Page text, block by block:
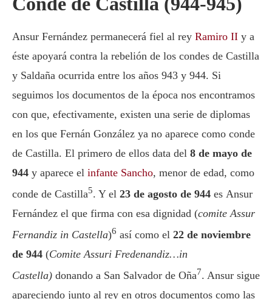
Ansur Fernández permanecerá fiel al rey Ramiro II y a
éste apoyará contra la rebelión de los condes de Castilla
y Saldaña ocurrida entre los años 943 y 944. Si
seguimos los documentos de la época nos encontramos
con que, efectivamente, existen una serie de diplomas
en los que Fernán González ya no aparece como conde
de Castilla. El primero de ellos data del 8 de mayo de
944 y aparece el infante Sancho, menor de edad, como
conde de Castilla5. Y el 23 de agosto de 944 es Ansur
Fernández el que firma con esa dignidad (comite Assur
Fernandiz in Castella)6 así como el 22 de noviembre
de 944 (Comite Assuri Fredenandiz…in
Castella) donando a San Salvador de Oña7. Ansur sigue
apareciendo junto al rey en otros documentos como las